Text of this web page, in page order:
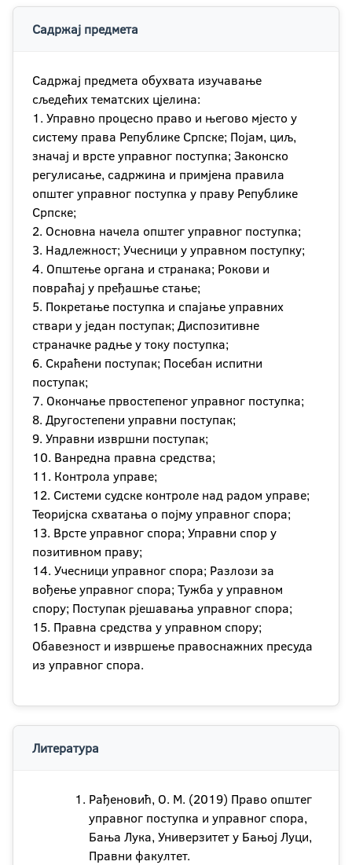
Садржај предмета
Садржај предмета обухвата изучавање
сљедећих тематских цјелина:
1. Управно процесно право и његово мјесто у
систему права Републике Српске; Појам, циљ,
значај и врсте управног поступка; Законско
регулисање, садржина и примјена правила
општег управног поступка у праву Републике
Српске;
2. Основна начела општег управног поступка;
3. Надлежност; Учесници у управном поступку;
4. Општење органа и странака; Рокови и
повраћај у пређашње стање;
5. Покретање поступка и спајање управних
ствари у један поступак; Диспозитивне
страначке радње у току поступка;
6. Скраћени поступак; Посебан испитни
поступак;
7. Окончање првостепеног управног поступка;
8. Другостепени управни поступак;
9. Управни извршни поступак;
10. Ванредна правна средства;
11. Контрола управе;
12. Системи судске контроле над радом управе;
Теоријска схватања о појму управног спора;
13. Врсте управног спора; Управни спор у
позитивном праву;
14. Учесници управног спора; Разлози за
вођење управног спора; Тужба у управном
спору; Поступак рјешавања управног спора;
15. Правна средства у управном спору;
Обавезност и извршење правоснажних пресуда
из управног спора.
Литература
Рађеновић, О. М. (2019) Право општег
управног поступка и управног спора,
Бања Лука, Универзитет у Бањој Луци,
Правни факултет.